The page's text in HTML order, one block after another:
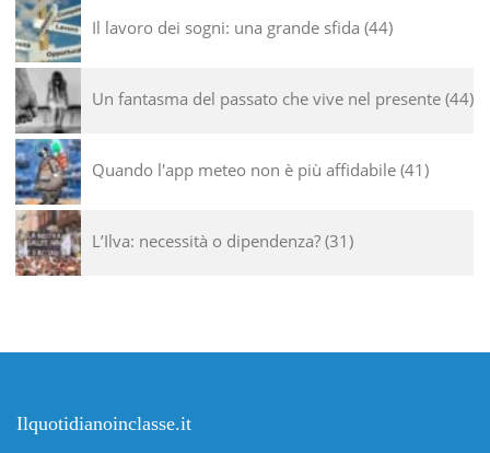
Il lavoro dei sogni: una grande sfida 44
Un fantasma del passato che vive nel presente 44
Quando l'app meteo non è più affidabile 41
L’Ilva: necessità o dipendenza? 31
Ilquotidianoinclasse.it